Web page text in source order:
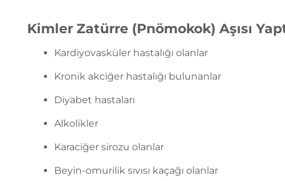
Kimler Zatürre (Pnömokok) Aşısı
Kardiyovasküler hastalığı olanlar
Kronik akciğer hastalığı bulunanlar
Diyabet hastaları
Alkolikler
Karaciğer sirozu olanlar
Beyin-omurilik sıvısı kaçağı olanlar